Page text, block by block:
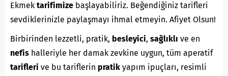
Ekmek tarifimize başlayabiliriz. Beğendiğiniz tarifleri
sevdiklerinizle paylaşmayı ihmal etmeyin. Afiyet Olsun!
Birbirinden lezzetli, pratik, besleyici, sağlıklı ve en
nefis halleriyle her damak zevkine uygun, tüm aperatif
tarifleri ve bu tariflerin pratik yapım ipuçları, resimli